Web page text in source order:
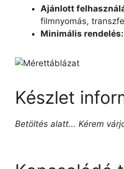
Ajánlott
filmnyomás,
Minimális rendelés:
Készlet
Betöltés alatt... Kérem